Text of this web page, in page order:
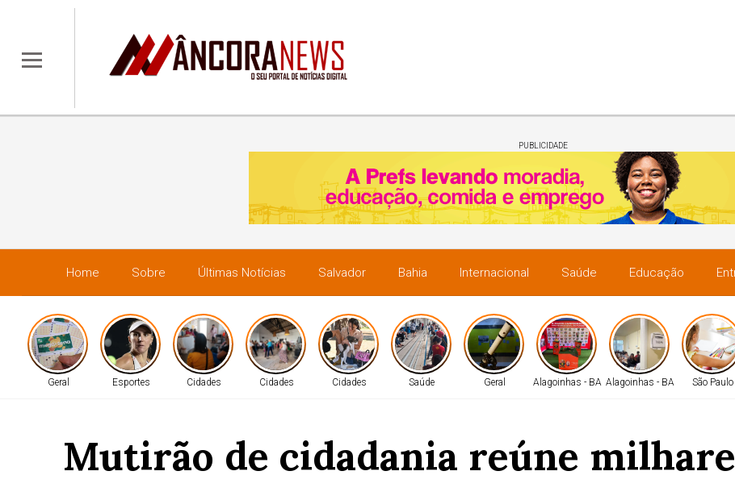
PUBLICIDADE
Home Sobre Últimas Notícias Salvador Bahia Internacional Saúde Educação
Geral Esportes Cidades Cidades Cidades Saúde Geral Alagoinhas - BA Alagoinhas - BA São Paulo
Mutirão de cidadania reúne